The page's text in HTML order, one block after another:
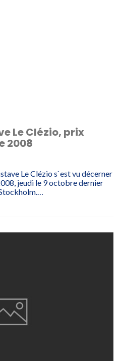
Le Clézio, prix
2008
Le Clézio s`est vu décerner
jeudi le 9 octobre dernier